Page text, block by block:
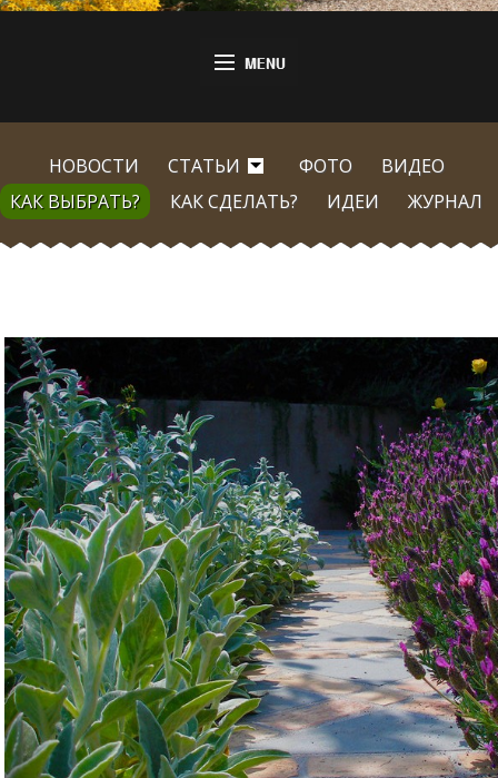
НОВОСТИ СТАТЬИ ФОТО
ВИДЕО
КАК ВЫБРАТЬ?
КАК СДЕЛАТЬ? ИДЕИ ЖУРНАЛ